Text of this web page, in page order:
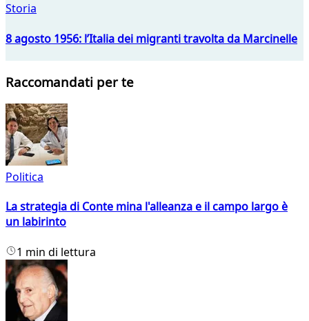
Storia
8 agosto 1956: l’Italia dei migranti travolta da Marcinelle
Raccomandati per te
Politica
La strategia di Conte mina l'alleanza e il campo largo è
un labirinto
1 min di lettura